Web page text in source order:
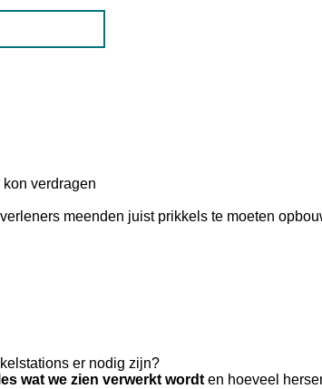
verdragen
meenden juist prikkels te moeten
er nodig zijn?
wat we zien verwerkt wordt en hoeveel